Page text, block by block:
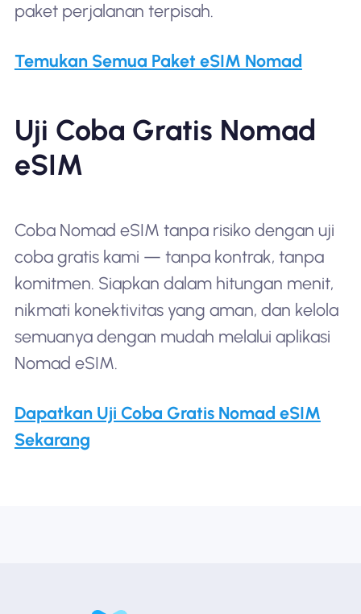
paket perjalanan terpisah.
Temukan Semua Paket eSIM Nomad
Uji Coba Gratis Nomad
eSIM
Coba Nomad eSIM tanpa risiko dengan uji
coba gratis kami — tanpa kontrak, tanpa
komitmen. Siapkan dalam hitungan menit,
nikmati konektivitas yang aman, dan kelola
semuanya dengan mudah melalui aplikasi
Nomad eSIM.
Dapatkan Uji Coba Gratis Nomad eSIM
Sekarang